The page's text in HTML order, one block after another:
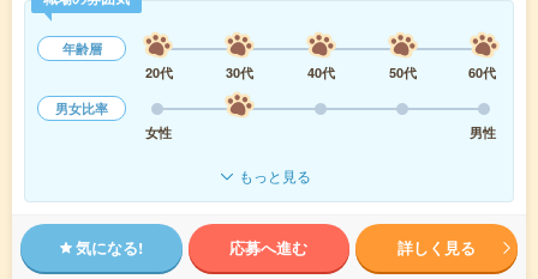
年齢層
20代
30代 40代 50代
60代
男女比率
女性
男性
もっと見る
気になる! 応募へ進む 詳しく見る